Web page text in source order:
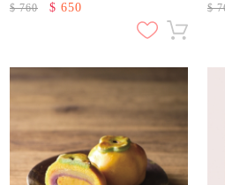
$760 $ 650 $